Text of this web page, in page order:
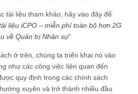
tài liệu tham khảo, hãy vào đây để
liệu iCPO – miễn phí toàn bộ hơn 2G
về Quản trị Nhân sự”
ở trên, chúng ta triển khai nó vào
như các công việc liên quan đến
quy định trong các chính sách
xuyên và trở thành nhiều đầu